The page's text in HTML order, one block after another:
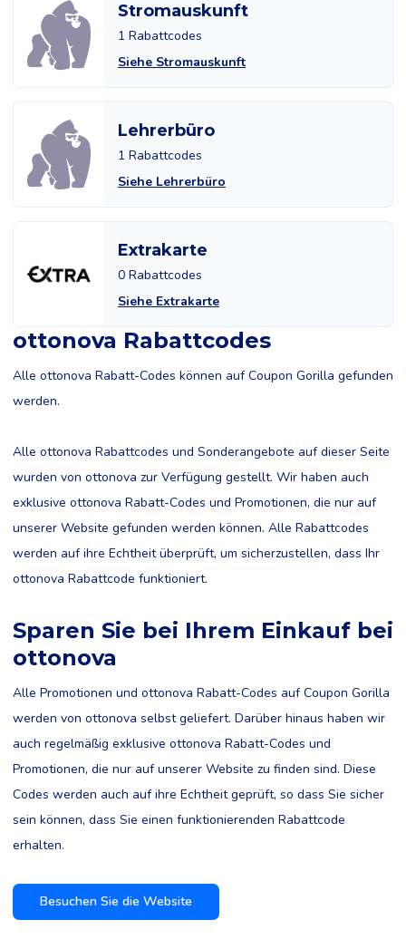
Stromauskunft
1 Rabattcodes
Siehe Stromauskunft
Lehrerbüro
1 Rabattcodes
Siehe Lehrerbüro
Extrakarte
0 Rabattcodes
Siehe Extrakarte
ottonova Rabattcodes
Alle ottonova Rabatt-Codes können auf Coupon Gorilla gefunden
werden.
Alle ottonova Rabattcodes und Sonderangebote auf dieser Seite
wurden von ottonova zur Verfügung gestellt. Wir haben auch
exklusive ottonova Rabatt-Codes und Promotionen, die nur auf
unserer Website gefunden werden können. Alle Rabattcodes
werden auf ihre Echtheit überprüft, um sicherzustellen, dass Ihr
ottonova Rabattcode funktioniert.
Sparen Sie bei Ihrem Einkauf bei
ottonova
Alle Promotionen und ottonova Rabatt-Codes auf Coupon Gorilla
werden von ottonova selbst geliefert. Darüber hinaus haben wir
auch regelmäßig exklusive ottonova Rabatt-Codes und
Promotionen, die nur auf unserer Website zu finden sind. Diese
Codes werden auch auf ihre Echtheit geprüft, so dass Sie sicher
sein können, dass Sie einen funktionierenden Rabattcode
erhalten.
Besuchen Sie die Website